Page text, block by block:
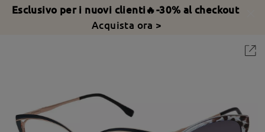
Esclusivo per i nuovi clienti🔥-30% al checkout
Acquista ora >